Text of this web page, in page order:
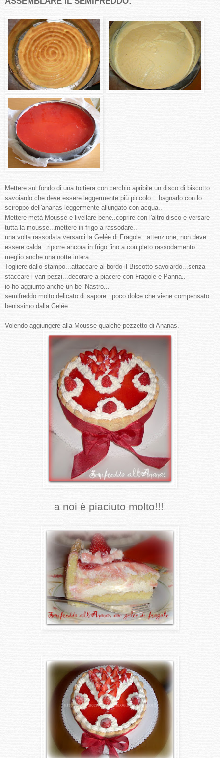
Mettere sul fondo di una tortiera con cerchio apribile un disco di biscotto
savoiardo che deve essere leggermente più piccolo....bagnarlo con lo
sciroppo dell'ananas leggermente allungato con acqua..
Mettere metà Mousse e livellare bene..coprire con l'altro disco e versare
tutta la mousse...mettere in frigo a rassodare...
una volta rassodata versarci la Gelée di Fragole...attenzione, non deve
essere calda...riporre ancora in frigo fino a completo rassodamento...
meglio anche una notte intera..
Togliere dallo stampo...attaccare al bordo il Biscotto savoiardo...senza
staccare i vari pezzi...decorare a piacere con Fragole e Panna..
io ho aggiunto anche un bel Nastro...
semifreddo molto delicato di sapore...poco dolce che viene compensato
benissimo dalla Gelée...
Volendo aggiungere alla Mousse qualche pezzetto di Ananas.
a noi è piaciuto molto!!!!